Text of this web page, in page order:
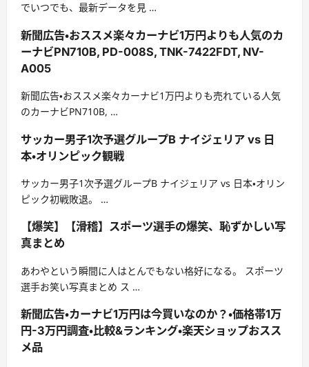
でいつでも、最新データを見 …
新聞広告・おススメ楽々カーナビ1万円よりも人気のカ
ーナビPN710B, PD-008S, TNK-7422FDT, NV-
A005
新聞広告・おススメ楽々カーナビ1万円よりも売れている人気
のカーナビPN710B, …
サッカー男子1次予選グループB ナイジェリア vs 日
本・オリンピック観戦
サッカー男子1次予選グループB ナイジェリア vs 日本・オリン
ピック初戦敗退。 …
【爆笑】【滑稽】スポーツ選手の爆笑、恥ずかしい写
真まとめ
あわやという瞬間に人はとんでもない格好になる。 スポーツ
選手お笑い写真まとめ ス …
新聞広告・カーナビ1万円は今買いなのか？・価格帯1万
円-3万円調査・比較&ランキング・楽天ショップおスス
メ品